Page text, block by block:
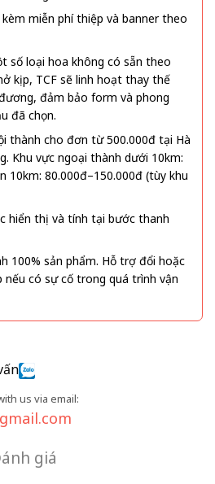
miễn phí thiệp và banner theo
số loại hoa không có sẵn theo
kịp, TCF sẽ linh hoạt thay thế
đảm bảo form và phong
đã chọn.
thành cho đơn từ 500.000đ tại Hà
Khu vực ngoại thành dưới 10km:
10km: 80.000đ–150.000đ (tùy khu
hiển thị và tính tại bước thanh
100% sản phẩm. Hỗ trợ đổi hoặc
nếu có sự cố trong quá trình vận
us via email:
giá